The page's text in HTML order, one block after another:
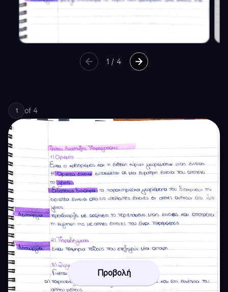
1 /4
1 of 4
Προβολή